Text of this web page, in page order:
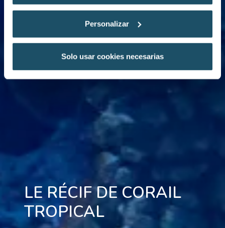
Personalizar
Solo usar cookies necesarias
LE RÉCIF DE CORAIL
TROPICAL